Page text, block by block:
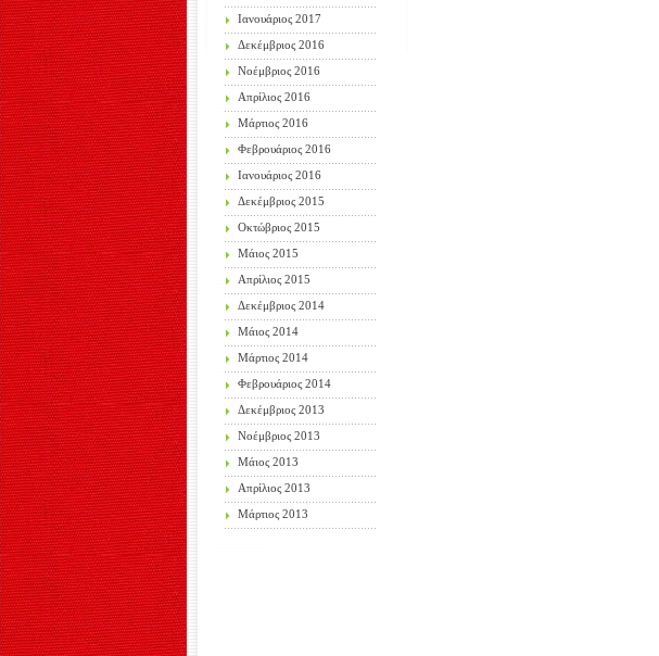
Ιανουάριος 2017
Δεκέμβριος 2016
Νοέμβριος 2016
Απρίλιος 2016
Μάρτιος 2016
Φεβρουάριος 2016
Ιανουάριος 2016
Δεκέμβριος 2015
Οκτώβριος 2015
Μάιος 2015
Απρίλιος 2015
Δεκέμβριος 2014
Μάιος 2014
Μάρτιος 2014
Φεβρουάριος 2014
Δεκέμβριος 2013
Νοέμβριος 2013
Μάιος 2013
Απρίλιος 2013
Μάρτιος 2013